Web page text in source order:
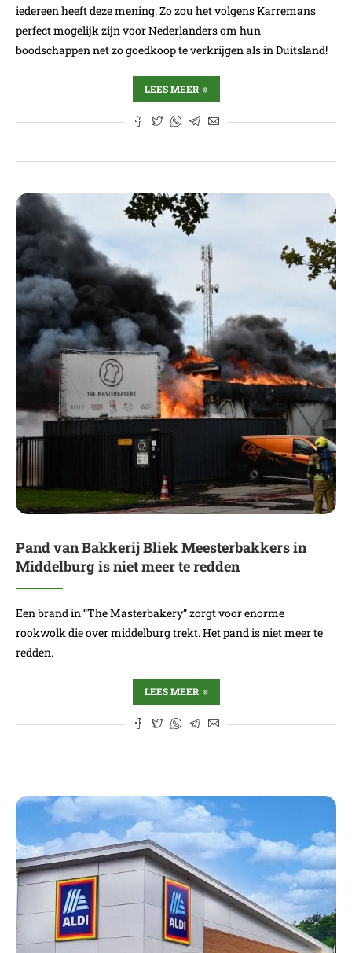
iedereen heeft deze mening. Zo zou het volgens Karremans
perfect mogelijk zijn voor Nederlanders om hun
boodschappen net zo goedkoop te verkrijgen als in Duitsland!
LEES MEER
Pand van Bakkerij Bliek Meesterbakkers in
Middelburg is niet meer te redden
Een brand in “The Masterbakery” zorgt voor enorme
rookwolk die over middelburg trekt. Het pand is niet meer te
redden.
LEES MEER